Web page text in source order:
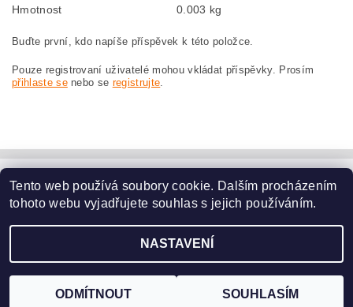
Hmotnost 0.003 kg
Buďte první, kdo napíše příspěvek k této položce.
Pouze registrovaní uživatelé mohou vkládat příspěvky. Prosím
přihlaste senebo se registrujte.
www.dodilny.cz
www.nahradni-uhliky.cz, všechna práva vyhrazena
cookies
Tento web používá soubory cookie. Dalším procházením
tohoto webu vyjadřujete souhlas s jejich používáním.
NASTAVENÍ
ODMÍTNOUT SOUHLASÍM